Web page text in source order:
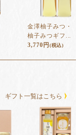
金澤柚子みつ・
柚子みつギフ...
3,770 円 (税込)
ギフト⼀覧はこちら